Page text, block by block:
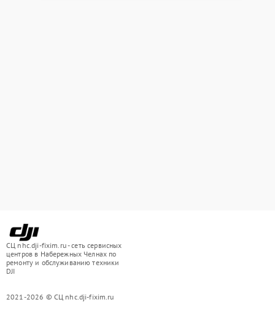
СЦ nhc.dji-fixim.ru - сеть сервисных
центров в Набережных Челнах по
ремонту и обслуживанию техники
DJI
2021-2026 © СЦ nhc.dji-fixim.ru